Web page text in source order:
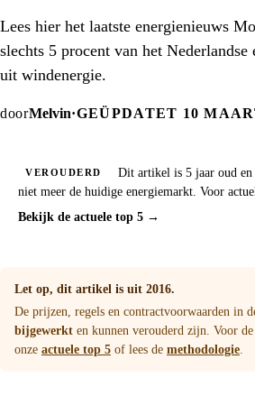
Lees hier het laatste energienieuws
slechts 5 procent van het
uit windenergie.
doorMelvin·GEÜPDATET 10
VEROUDERD
Dit artikel is 5 jaar oud
niet meer de huidige energiemarkt. Voor
Bekijk de actuele top 5 →
Let op, dit artikel is uit 2016.
De prijzen, regels en contractvoorwaarden in
bijgewerkt en kunnen verouderd zijn. Voor
onze actuele top 5 of lees de methodologie.